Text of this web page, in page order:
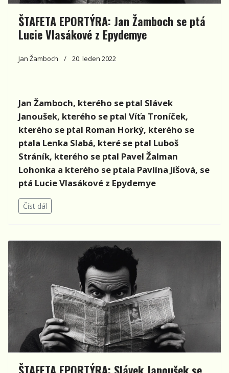
ŠTAFETA EPORTÝRA: Jan Žamboch se ptá
Lucie Vlasákové z Epydemye
Jan Žamboch 20. leden 2022
Jan Žamboch, kterého se ptal Slávek
Janoušek, kterého se ptal Víťa Troníček,
kterého se ptal Roman Horký, kterého se
ptala Lenka Slabá, které se ptal Luboš
Stráník, kterého se ptal Pavel Žalman
Lohonka a kterého se ptala Pavlína Jíšová, se
ptá Lucie Vlasákové z Epydemye
Číst dál